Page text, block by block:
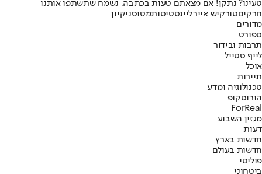
טעינו? נתקן! אם מצאתם טעות בכתבה, נשמח שתשתפו אותנו
חרקיםטורקיש איירליינסטיסותמטוסניקיון
מדורים
ספורט
תרבות ובידור
לייף סטייל
אוכל
תיירות
טכנולוגיה ומדע
הורוסקופ
ForReal
מגזין השבוע
דעות
חדשות בארץ
חדשות בעולם
פוליטי
ביטחוני